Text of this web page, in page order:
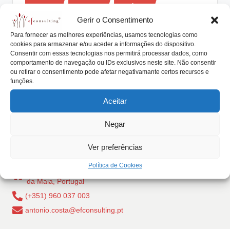
Gerir o Consentimento
Para fornecer as melhores experiências, usamos tecnologias como
cookies para armazenar e/ou aceder a informações do dispositivo.
Consentir com essas tecnologias nos permitirá processar dados, como
comportamento de navegação ou IDs exclusivos neste site. Não consentir
ou retirar o consentimento pode afetar negativamante certos recursos e
funções.
Aceitar
Negar
Ver preferências
Política de Cookies
lt
i
n
g
.
p
t
Posted
in
Dia Internacional da Empresa Familiar
– 5 de outubro
by
António Nogueira da Costa Setembro 29, 2021
Dia Internacional da Empresa Familiar Em 2011 a
Fundación Heres (México) instituiu o 5 de…
Rua Dr Carlos Pires Felgueiras, 206 - 1, 4470-157 Cidade
da Maia, Portugal
(+351) 960 037 003
antonio.costa@efconsulting.pt